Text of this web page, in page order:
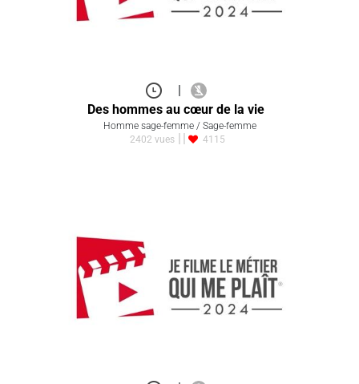
|
Des hommes au cœur de la vie
Homme sage-femme / Sage-femme
2402 vues
4115